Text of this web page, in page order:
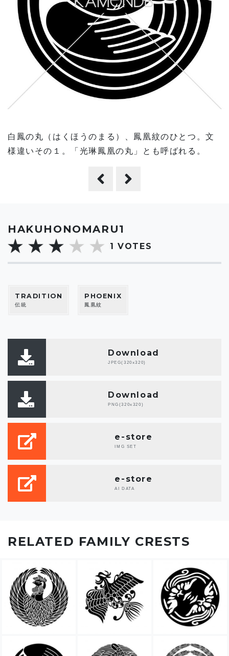
HAKUHONOMARU1
1 VOTES
TRADITION
伝統
PHOENIX
鳳凰紋
Download
JPEG(320x320)
Download
PNG(320x320)
e-store
IMG SET
e-store
AI DATA
白鳳の丸（はくほうのまる）、鳳凰紋のひとつ。文
様違いその１。「光琳鳳凰の丸」とも呼ばれる。
RELATED FAMILY CRESTS